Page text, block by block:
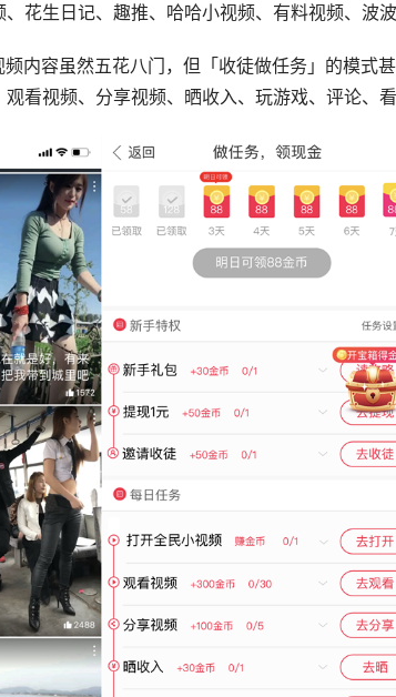
花生日记、趣推、哈哈小视频、有料视频、波
内容虽然五花八门，但「收徒做任务」的模式
看视频、分享视频、晒收入、玩游戏、评论、看